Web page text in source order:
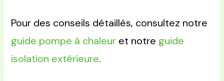
Pour des conseils détaillés, consultez notre
guide pompe à chaleur et notre guide
isolation extérieure.